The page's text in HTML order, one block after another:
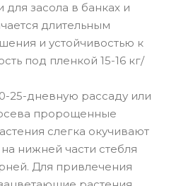
засола в банках и
длительным
и устойчивостью к
под пленкой 15-16 кг/
25-дневную рассаду или
пророщенные
слегка окучивают
нижней части стебля
Для привлечения